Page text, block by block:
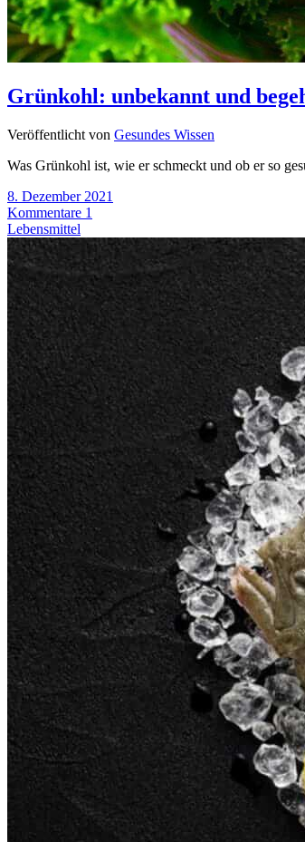
Grünkohl: unbekannt und
Veröffentlicht von Gesundes Wissen
Was Grünkohl ist, wie er schmeckt und ob er so
8. Dezember 2021
Kommentare 1
Lebensmittel